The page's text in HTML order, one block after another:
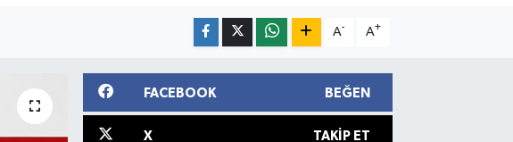
A- A+
FACEBOOK BEĞEN
X TAKIP ET